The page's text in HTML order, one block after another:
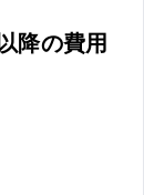
降の費用